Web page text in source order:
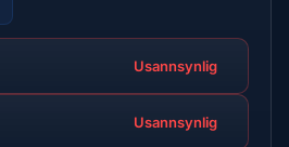
Usannsynlig
Usannsynlig